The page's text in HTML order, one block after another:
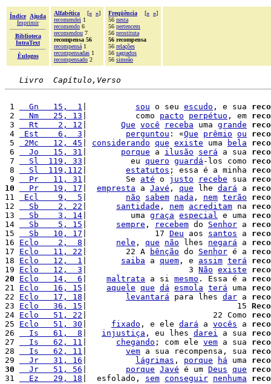
Índice
Ajuda
Imprimir
Biblioteca
IntraText
Èulogos
Alfabética [« »]
recomendei 1
recomendo 6
recomendou 7
recompensa 56
recompensá 1
recompensadas 1
recompensado 2
Freqüência [« »]
56 nesta
56 pertencem
56 prostituta
56 recompensa
56 relações
56 sagrados
56 simeão
Livro  Capítulo,Verso
1
  Gn   15,  1
sou o seu escudo , e sua
2
  Nm   25, 13
|          como pacto perpétuo , em
3
  Rt    2, 12
Que você receba uma grande
4
Est    6,  3 perguntou : «Que prêmio ou
5
2Mc   12, 45 considerando que existe uma bela
6
  Jo   15, 31
porque a ilusão será a sua
7
  Sl  119, 33
|         eu quero guardá -los como
8
  Sl  119,112
estatutos ; essa é a minha
9
  Pr   11, 31
|        Se até o justo recebe sua
10
  Pr   19, 17
empresta a Javé , que lhe dará a
11
Ecl    9,  5 não sabem nada , nem terão
12
  Sb    2, 22
santidade , nem acreditam na
13
  Sb    3, 14
|         uma graça especial e uma
14
  Sb    5, 15
sempre , recebem do Senhor a
15
  Sb   10, 17
|              17 Deu aos santos a
16 Eclo    2,  8 nele , que não lhes negará a
17 Eclo   11, 22 |        22 A bênção do Senhor é a
18 Eclo   12,  1 saiba a quem , e assim terá
19 Eclo   12,  3 |                     3 Não existe
20
Eclo   14,  6 maltrata a si mesmo . Essa é a
21 Eclo   16, 15 aquele que dá esmola terá uma
22 Eclo   17, 18 levantará para lhes dar a
23 Eclo   36, 15 |                               15
24 Eclo   51, 22 |                          22 Como
25 Eclo   51, 30 fixado , e ele dará a vocês a
26
  Is   61,  8
injustiça , eu lhes darei a sua
27
  Is   62, 11
chegando ; com ele vem a sua
28
  Is   62, 11
vem a sua recompensa, sua
29
  Jr   31, 16
lágrimas , porque há uma
30
  Jr   51, 56
porque Javé é um Deus que
31
  Ez   29, 18
|  esfolado, sem conseguir nenhuma